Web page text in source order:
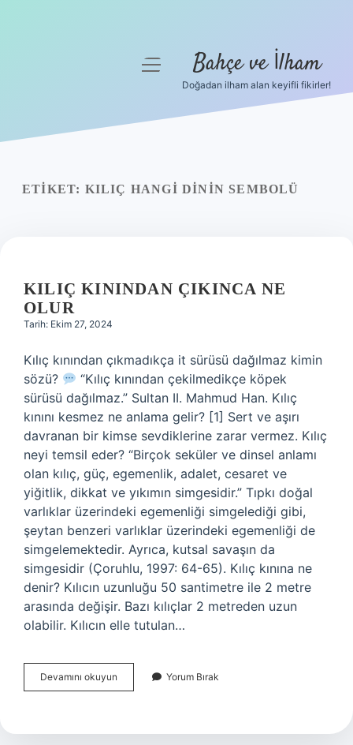
Yasal Uyarı
menüyü
Bahçe ve İlham
Doğadan ilham alan keyifli fikirler!
ETIKET: KILIÇ HANGI DININ SEMBOLÜ
KILIÇ KININDAN ÇIKINCA NE
OLUR
Tarih: Ekim 27, 2024
Kılıç kınından çıkmadıkça it sürüsü dağılmaz kimin
sözü?
“Kılıç kınından çekilmedikçe köpek
sürüsü dağılmaz.” Sultan II. Mahmud Han. Kılıç
kınını kesmez ne anlama gelir? [1] Sert ve aşırı
davranan bir kimse sevdiklerine zarar vermez. Kılıç
neyi temsil eder? “Birçok seküler ve dinsel anlamı
olan kılıç, güç, egemenlik, adalet, cesaret ve
yiğitlik, dikkat ve yıkımın simgesidir.” Tıpkı doğal
varlıklar üzerindeki egemenliği simgelediği gibi,
şeytan benzeri varlıklar üzerindeki egemenliği de
simgelemektedir. Ayrıca, kutsal savaşın da
simgesidir (Çoruhlu, 1997: 64-65). Kılıç kınına ne
denir? Kılıcın uzunluğu 50 santimetre ile 2 metre
arasında değişir. Bazı kılıçlar 2 metreden uzun
olabilir. Kılıcın elle tutulan…
Devamını okuyun
Kınından
Olur
Yorum Bırak